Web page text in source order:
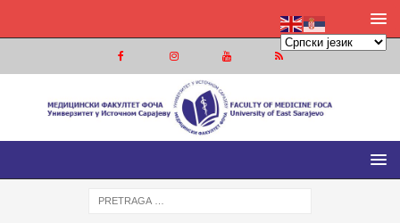
МЕДИЦИНСКИ ФАКУЛТЕТ ФОЧА
МЕДИЦИНСКИ ФАКУЛТЕТ УНИВЕРЗИТЕТА У ИСТОЧНОМ